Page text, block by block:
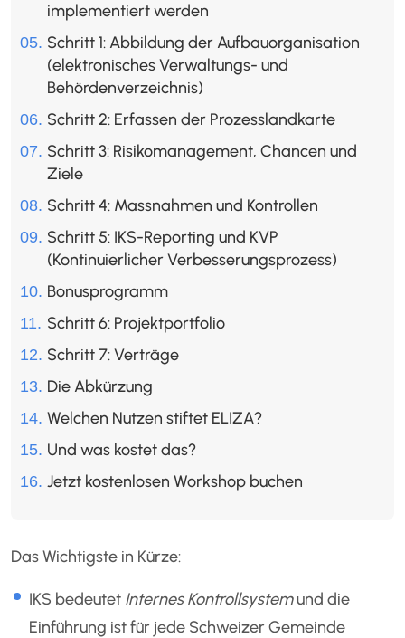
implementiert werden
Schritt 1: Abbildung der Aufbauorganisation
(elektronisches Verwaltungs- und
Behördenverzeichnis)
Schritt 2: Erfassen der Prozesslandkarte
Schritt 3: Risikomanagement, Chancen und
Ziele
Schritt 4: Massnahmen und Kontrollen
Schritt 5: IKS-Reporting und KVP
(Kontinuierlicher Verbesserungsprozess)
Bonusprogramm
Schritt 6: Projektportfolio
Schritt 7: Verträge
Die Abkürzung
Welchen Nutzen stiftet ELIZA?
Und was kostet das?
Jetzt kostenlosen Workshop buchen
Das Wichtigste in Kürze:
IKS bedeutet Internes Kontrollsystemund die
Einführung ist für jede Schweizer Gemeinde